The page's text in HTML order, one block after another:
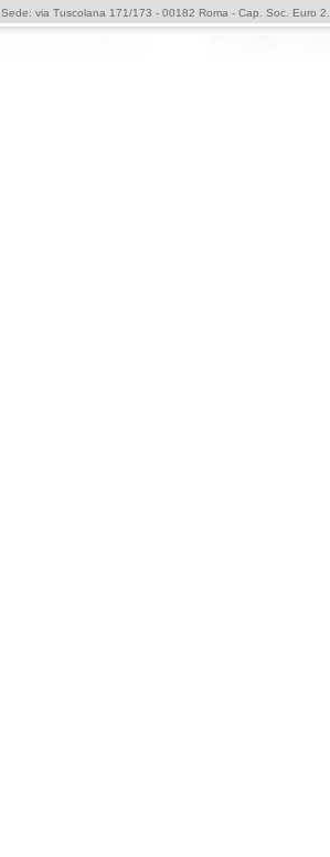
Sede: via Tuscolana 171/173 - 00182 Roma - Cap. Soc. Euro